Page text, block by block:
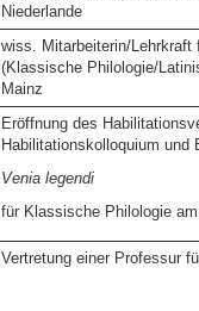
Niederlande
wiss. Mitarbeiterin/Lehrkraft
(Klassische Philologie/
Mainz
Eröffnung des
Habilitationskolloquium und
Venia legendi
für Klassische Philologie
Vertretung einer Professur